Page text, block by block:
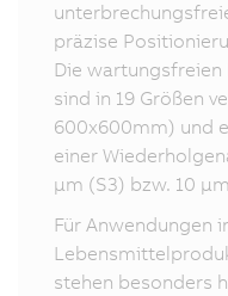
präzise
Die
sind in 19 Größen
600x600mm) und
einer
µm (S3) bzw. 10
Für Anwendungen
stehen besonders